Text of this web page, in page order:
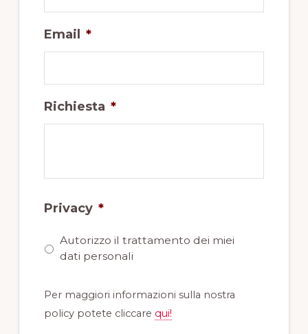
Email *
Richiesta *
Privacy *
Autorizzo il trattamento dei miei
dati personali
Per maggiori informazioni sulla nostra
policy potete cliccare qui!